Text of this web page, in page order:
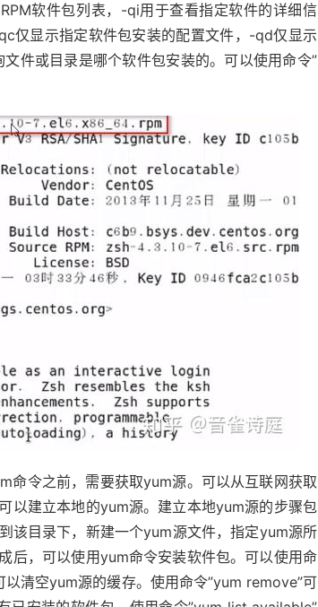
软件包列表，-qi用于查看指定软件的详细信
仅显示指定软件包安装的配置文件，-qd仅显示
件或目录是哪个软件包安装的。可以使用命令”
命令之前，需要获取yum源。可以从互联网获取
以建立本地的yum源。建立本地yum源的步骤包
该目录下，新建一个yum源文件，指定yum源所
后，可以使用yum命令安装软件包。可以使用命
清空yum源的缓存。使用命令”yum remove”可